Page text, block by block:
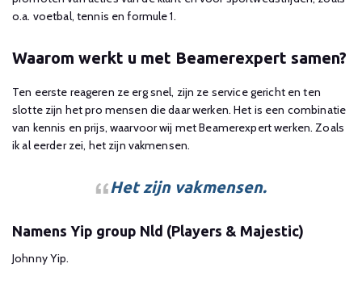
o.a. voetbal, tennis en formule 1.
Waarom werkt u met Beamerexpert samen?
Ten eerste reageren ze erg snel, zijn ze service gericht en ten
slotte zijn het pro mensen die daar werken. Het is een combinatie
van kennis en prijs, waarvoor wij met Beamerexpert werken. Zoals
ik al eerder zei, het zijn vakmensen.
Het zijn vakmensen.
Namens Yip group Nld (Players & Majestic)
Johnny Yip.